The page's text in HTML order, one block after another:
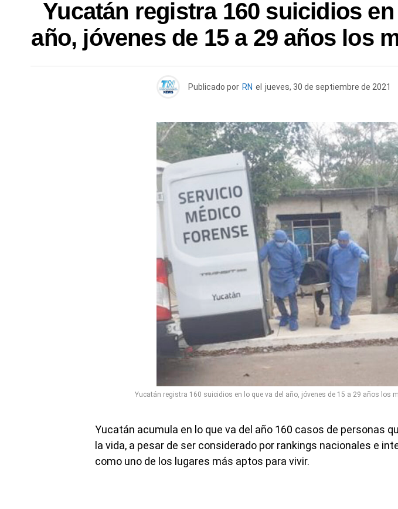
Yucatán registra 160 suicidios
año, jóvenes de 15 a 29 años los
Publicado por RN el jueves, 30 de septiembre de 2021
Yucatán registra 160 suicidios en lo que va del año, jóvenes de 15 a 29 años los
Yucatán acumula en lo que va del año 160 casos de personas
la vida, a pesar de ser considerado por rankings nacionales e
como uno de los lugares más aptos para vivir.